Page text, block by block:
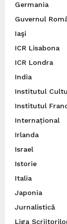
Germania
Guvernul
Iaşi
ICR Lisabona
ICR Londra
India
Institutul
Institutul
Internațional
Irlanda
Israel
Istorie
Italia
Japonia
Jurnalistică
Liga